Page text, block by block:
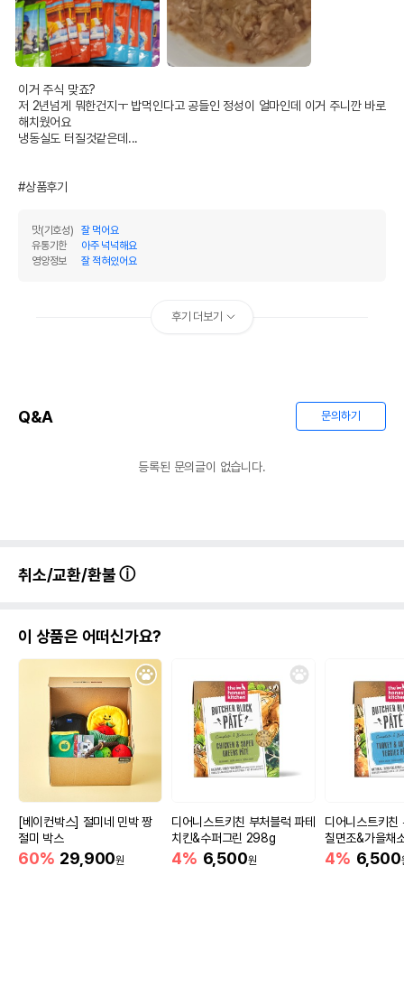
이거 주식 맞죠?
저 2년넘게 뭐한건지ㅜ 밥먹인다고 공들인 정성이 얼마인데 이거 주니깐 바로
해치웠어요
냉동실도 터질것같은데...
#상품후기
맛(기호성)
잘 먹어요
유통기한
아주 넉넉해요
영양정보
잘 적혀있어요
후기 더보기
Q&A 문의하기
등록된 문의글이 없습니다.
취소/교환/환불
이 상품은 어떠신가요?
[베이컨박스] 절미네 민박 짱
절미 박스
60% 29,900원
디어니스트키친 부처블럭 파테
치킨&수퍼그린 298g
4% 6,500원
디어니스트키친
칠면조&가을채
4% 6,500